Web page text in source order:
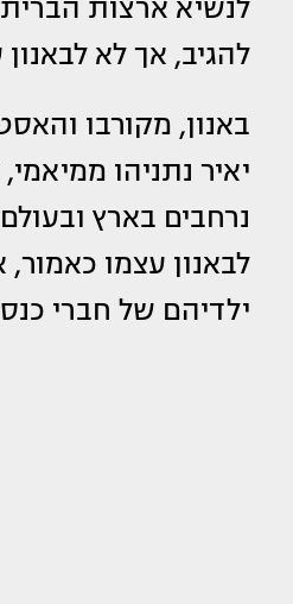
לנשיא ארצות הברית
להגיב, אך לא
באנון, מקורבו
יאיר נתניהו
לבאנון עצמו
ילדיהם של חברי